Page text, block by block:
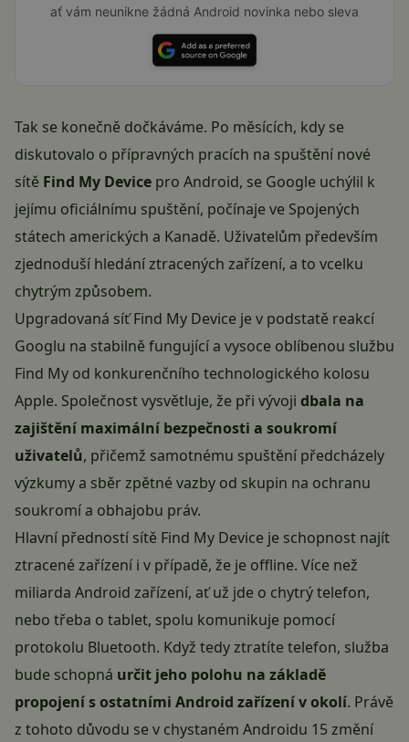
ať vám neunikne žádná Android novinka nebo sleva
Tak se konečně dočkáváme. Po měsících, kdy se
diskutovalo o přípravných pracích na spuštění nové
sítě Find My Device pro Android, se Google uchýlil k
jejímu oficiálnímu spuštění, počínaje ve Spojených
státech amerických a Kanadě. Uživatelům především
zjednoduší hledání ztracených zařízení, a to vcelku
chytrým způsobem.
Upgradovaná síť Find My Device je v podstatě reakcí
Googlu na stabilně fungující a vysoce oblíbenou službu
Find My od konkurenčního technologického kolosu
Apple. Společnost vysvětluje, že při vývoji dbala na
zajištění maximální bezpečnosti a soukromí
uživatelů, přičemž samotnému spuštění předcházely
výzkumy a sběr zpětné vazby od skupin na ochranu
soukromí a obhajobu práv.
Hlavní předností sítě Find My Device je schopnost najít
ztracené zařízení i v případě, že je offline. Více než
miliarda Android zařízení, ať už jde o chytrý telefon,
nebo třeba o tablet, spolu komunikuje pomocí
protokolu Bluetooth. Když tedy ztratíte telefon, služba
bude schopná určit jeho polohu na základě
propojení s ostatními Android zařízení v okolí. Právě
z tohoto důvodu se v chystaném Androidu 15změní